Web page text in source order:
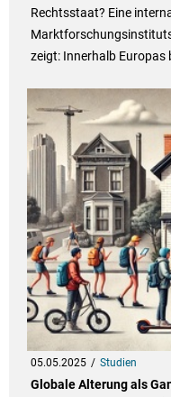
Rechtsstaat? Eine
zeigt: Innerhalb Europas
05.05.2025 Studien
Globale Alterung als